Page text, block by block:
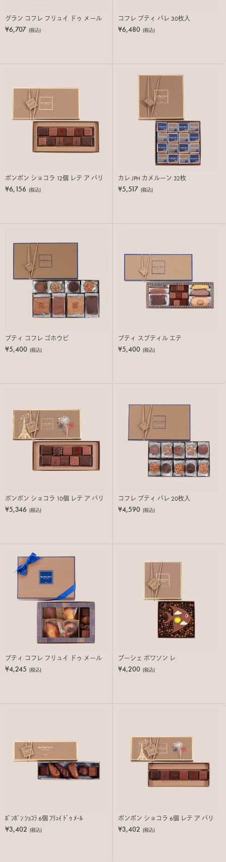
グラン コフレ フリュイ ドゥ メール
¥6,707 (税込)
コフレ プティ パレ 30枚入
¥6,480 (税込)
ボンボン ショコラ 12個 レテ ア パリ
¥6,156 (税込)
カレ JPH カメルーン 32枚
¥5,517 (税込)
プティ コフレ ゴホウビ
¥5,400 (税込)
プティ スブティル エテ
¥5,400 (税込)
ボンボン ショコラ 10個 レテ ア パリ
¥5,346 (税込)
コフレ プティ パレ 20枚入
¥4,590 (税込)
プティ コフレ フリュイ ドゥ メール
¥4,245 (税込)
ブーシェ ポワソン レ
¥4,200 (税込)
ﾎﾞﾝﾎﾞﾝ ｼｮｺﾗ 6個 ﾌﾘｭｲ ﾄﾞｩ ﾒｰﾙ
¥3,402 (税込)
ボンボン ショコラ 6個 レテ ア パリ
¥3,402 (税込)